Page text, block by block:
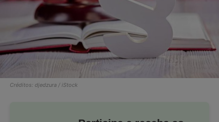
Créditos: djedzura / iStock